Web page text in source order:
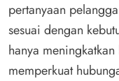
pertanyaan
sesuai dengan
hanya
memperkuat